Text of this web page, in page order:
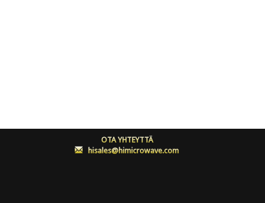
OTA YHTEYTTÄ
:hisales@himicrowave.com